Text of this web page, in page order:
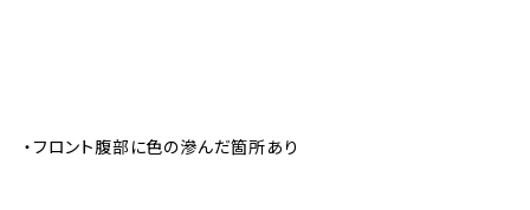
・フロント腹部に色の滲んだ箇所あり